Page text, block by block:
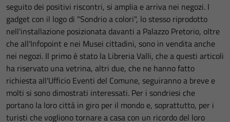
seguito dei positivi riscontri, si amplia e arriva nei negozi. I
gadget con il logo di "Sondrio a colori", lo stesso riprodotto
nell'installazione posizionata davanti a Palazzo Pretorio, oltre
che all'Infopoint e nei Musei cittadini, sono in vendita anche
nei negozi. Il primo è stato la Libreria Valli, che a questi articoli
ha riservato una vetrina, altri due, che ne hanno fatto
richiesta all'Ufficio Eventi del Comune, seguiranno a breve e
molti si sono dimostrati interessati. Per i sondriesi che
portano la loro città in giro per il mondo e, soprattutto, per i
turisti che vogliono tornare a casa con un ricordo del loro